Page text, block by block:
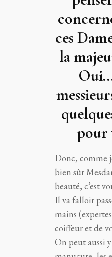
ces
la
pour
Donc, comme
bien sûr
beauté, c’est
Il va falloir
mains
coiffeur et de
On peut aussi